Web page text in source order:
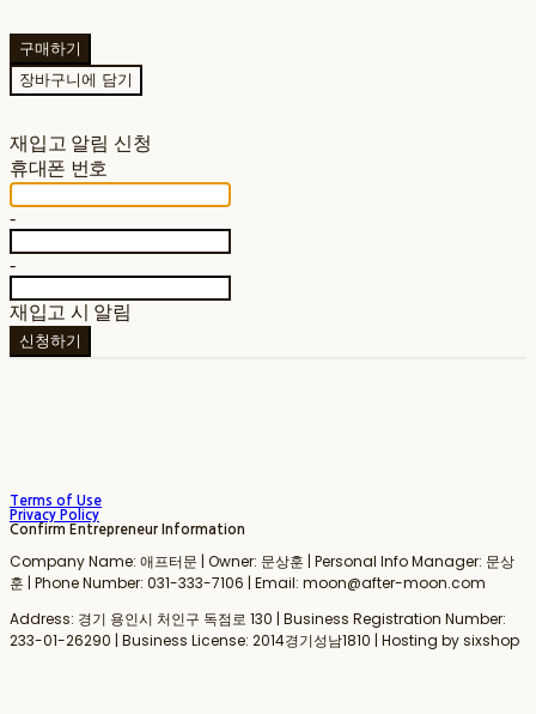
구매하기
장바구니에 담기
재입고 알림 신청
휴대폰 번호
-
-
재입고 시 알림
신청하기
Terms of Use
Privacy Policy
Confirm Entrepreneur Information
Company Name: 애프터문 | Owner: 문상훈 | Personal Info Manager: 문상
훈 | Phone Number: 031-333-7106 | Email: moon@after-moon.com
Address: 경기 용인시 처인구 독점로 130 | Business Registration Number:
233-01-26290 | Business License: 2014경기성남1810 | Hosting by sixshop